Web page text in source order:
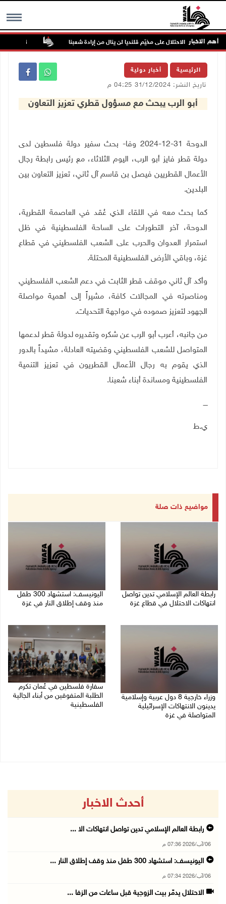
MENU أهم الاخبار
عدوان الاحتلال على مخيّم قلنديا لن ينال من إرادة شعبنا نحو 58 ألف إصابة بجدري الماء في قطاع غزة منذ بداية العام
الرئيسية أخبار دولية
تاريخ النشر: 31/12/2024 04:25 م
أبو الرب يبحث مع مسؤول قطري تعزيز التعاون
الدوحة 31-12-2024 وفا- بحث سفير دولة فلسطين لدى
دولة قطر فايز أبو الرب، اليوم الثلاثاء، مع رئيس رابطة رجال
الأعمال القطريين فيصل بن قاسم آل ثاني، تعزيز التعاون بين
البلدين.
كما بحث معه في اللقاء الذي عُقد في العاصمة القطرية،
الدوحة، آخر التطورات على الساحة الفلسطينية في ظل
استمرار العدوان والحرب على الشعب الفلسطيني في قطاع
غزة، وباقي الأرض الفلسطينية المحتلة.
وأكد آل ثاني موقف قطر الثابت في دعم الشعب الفلسطيني
ومناصرته في المجالات كافة، مشيراً إلى أهمية مواصلة
الجهود لتعزيز صموده في مواجهة التحديات.
من جانبه، أعرب أبو الرب عن شكره وتقديره لدولة قطر لدعمها
المتواصل للشعب الفلسطيني وقضيته العادلة، مشيداً بالدور
الذي يقوم به رجال الأعمال القطريون في تعزيز التنمية
الفلسطينية ومساندة أبناء شعبنا.
ــــ
ي.ط
مواضيع ذات صلة
رابطة العالم الإسلامي تدين تواصل
انتهاكات الاحتلال في قطاع غزة
اليونيسف: استشهاد 300 طفل
منذ وقف إطلاق النار في غزة
وزراء خارجية 8 دول عربية وإسلامية
يدينون الانتهاكات الإسرائيلية
المتواصلة في غزة
سفارة فلسطين في عُمان تكرم
الطلبة المتفوقين من أبناء الجالية
الفلسطينية
أحدث الاخبار
رابطة العالم الإسلامي تدين تواصل انتهاكات الا ...
06/آب/2026 07:36 م
اليونيسف: استشهاد 300 طفل منذ وقف إطلاق النار ...
06/آب/2026 07:34 م
الاحتلال يدمّر بيت الزوجية قبل ساعات من الزفا ...